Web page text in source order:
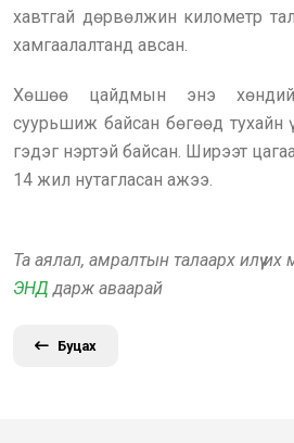
хавтгай дөрвөлжин километр
хамгаалалтанд авсан.
Хөшөө цайдмын энэ
суурьшиж байсан бөгөөд тухайн
гэдэг нэртэй байсан. Ширээт
14 жил нутагласан ажээ.
Та аялал, амралтын талаарх илүү
ЭНД дарж аваарай
Буцах